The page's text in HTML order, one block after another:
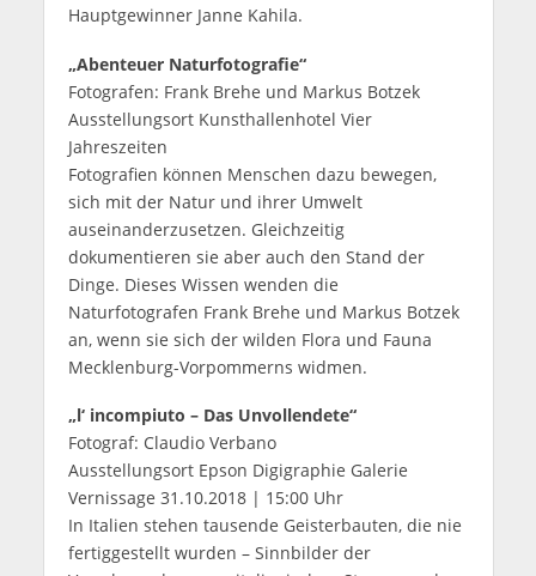
Hauptgewinner Janne Kahila.
„Abenteuer Naturfotografie“
Fotografen: Frank Brehe und Markus Botzek
Ausstellungsort Kunsthallenhotel Vier
Jahreszeiten
Fotografien können Menschen dazu bewegen,
sich mit der Natur und ihrer Umwelt
auseinanderzusetzen. Gleichzeitig
dokumentieren sie aber auch den Stand der
Dinge. Dieses Wissen wenden die
Naturfotografen Frank Brehe und Markus Botzek
an, wenn sie sich der wilden Flora und Fauna
Mecklenburg-Vorpommerns widmen.
„l‘ incompiuto – Das Unvollendete“
Fotograf: Claudio Verbano
Ausstellungsort Epson Digigraphie Galerie
Vernissage 31.10.2018 | 15:00 Uhr
In Italien stehen tausende Geisterbauten, die nie
fertiggestellt wurden – Sinnbilder der